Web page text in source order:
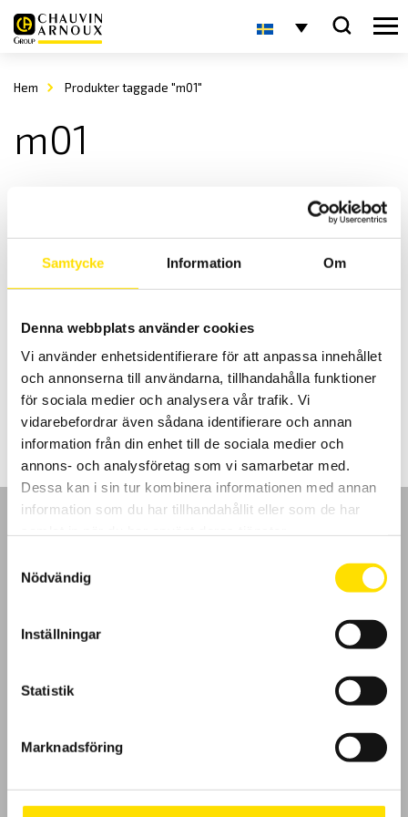
Samtycke Information Om
Denna webbplats använder cookies
Vi använder enhetsidentifierare för att anpassa innehållet
och annonserna till användarna, tillhandahålla funktioner
för sociala medier och analysera vår trafik. Vi
vidarebefordrar även sådana identifierare och annan
information från din enhet till de sociala medier och
annons- och analysföretag som vi samarbetar med.
Dessa kan i sin tur kombinera informationen med annan
information som du har tillhandahållit eller som de har
Nödvändig
Inställningar
Statistik
Marknadsföring
Hem Produkter taggade "m01"
m01
Strömtång typ MINI
MINI-serien är en serie med tänger för strömmar upp till 150 A AC.
1,145.00 kr – 1,440.00kr Prisintervall:
1,145.00 kr
till
1,440.00 kr
LÄS MER